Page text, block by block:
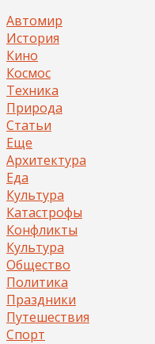
Автомир
История
Кино
Космос
Техника
Природа
Статьи
Еще
Архитектура
Еда
Культура
Катастрофы
Конфликты
Культура
Общество
Политика
Праздники
Путешествия
Спорт